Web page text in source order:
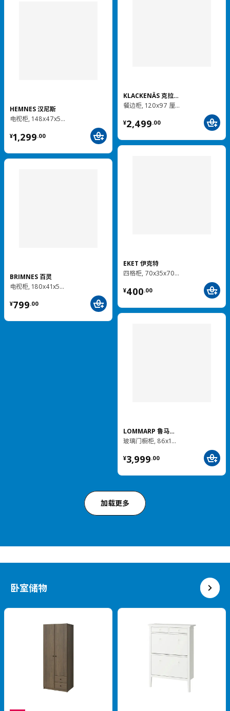
HEMNES 汉尼斯
电视柜, 148x47x57 厘米
¥1,299.00
¥ 1299.00
BRIMNES 百灵
电视柜, 180x41x53 厘米
¥799.00
¥ 799.00
BRIMNES 百灵
¥ 799.00
KLACKENÄS 克拉肯奈
餐边柜, 120x97 厘米
¥2,499.00
¥ 2499.00
EKET 伊克特
四格柜, 70x35x70 厘米
¥400.00
¥ 400.00
LOMMARP 鲁马尔普
玻璃门橱柜, 86x199 厘米
¥3,999.00
¥ 3999.00
2门柜, 70x116 厘米
00
¥ 699.00